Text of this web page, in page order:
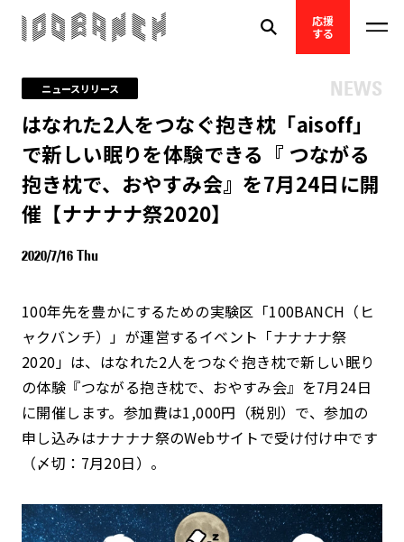
応援
する
NEWS
ニュースリリース
はなれた2人をつなぐ抱き枕「aisoff」
で新しい眠りを体験できる『 つながる
抱き枕で、おやすみ会』を7月24日に開
催【ナナナナ祭2020】
2020/7/16 Thu
100年先を豊かにするための実験区「100BANCH（ヒ
ャクバンチ）」が運営するイベント「ナナナナ祭
2020」は、はなれた2人をつなぐ抱き枕で新しい眠り
の体験『つながる抱き枕で、おやすみ会』を7月24日
に開催します。参加費は1,000円（税別）で、参加の
申し込みはナナナナ祭のWebサイトで受け付け中です
（〆切：7月20日）。